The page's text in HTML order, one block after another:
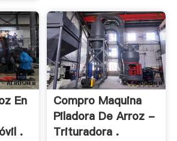
En
.
Compro Maquina
Piladora De Arroz -
Trituradora .